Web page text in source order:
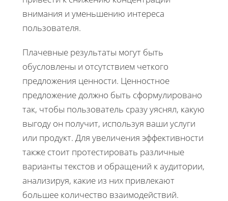
внимания и уменьшению интереса
пользователя.
Плачевные результаты могут быть
обусловлены и отсутствием четкого
предложения ценности. Ценностное
предложение должно быть сформулировано
так, чтобы пользователь сразу уяснял, какую
выгоду он получит, используя ваши услуги
или продукт. Для увеличения эффективности
также стоит протестировать различные
варианты текстов и обращений к аудитории,
анализируя, какие из них привлекают
большее количество взаимодействий.